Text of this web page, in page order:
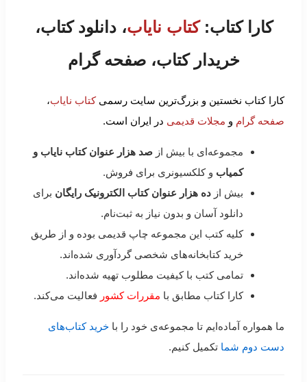
کارا کتاب:کتاب نایاب، دانلود کتاب،
خریدار کتاب، صفحه گرام
کارا کتاب نخستین و بزرگ‌ترین سایت رسمیکتاب نایاب،
صفحه گرام و مجلات قدیمی در ایران است.
مجموعه‌ای با بیش از صد هزار عنوان کتاب نایاب و
کمیاب و کلکسیونری برای فروش.
بیش از ده هزار عنوان کتاب الکترونیک رایگان برای
دانلود آسان و بدون نیاز به ثبت‌نام.
کلیه کتب این مجموعه چاپ قدیمی بوده و از طریق
خرید کتابخانه‌های شخصی گردآوری شده‌اند.
تمامی کتب با کیفیت مطلوب تهیه شده‌اند.
کارا کتاب مطابق با مقررات کشور فعالیت می‌کند.
ما همواره آماده‌ایم تا مجموعه‌ی خود را با خرید کتاب‌های
دست دوم شما تکمیل کنیم.